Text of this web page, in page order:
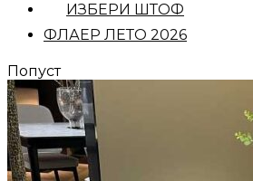
ИЗБЕРИ ШТОФ
ФЛАЕР ЛЕТО 2026
Попуст